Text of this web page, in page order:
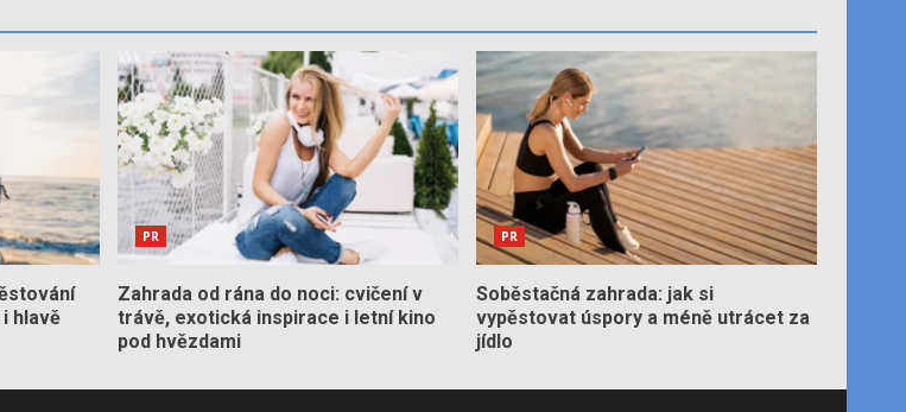
hlavě
PR
Zahrada od rána do noci: cvičení v
trávě, exotická inspirace i letní kino
pod hvězdami
PR
Soběstačná zahrada: jak si
vypěstovat úspory a méně utrácet za
jídlo